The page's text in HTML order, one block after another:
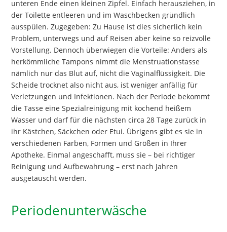
unteren Ende einen kleinen Zipfel. Einfach herausziehen, in
der Toilette entleeren und im Waschbecken gründlich
ausspülen. Zugegeben: Zu Hause ist dies sicherlich kein
Problem, unterwegs und auf Reisen aber keine so reizvolle
Vorstellung. Dennoch überwiegen die Vorteile: Anders als
herkömmliche Tampons nimmt die Menstruationstasse
nämlich nur das Blut auf, nicht die Vaginalflüssigkeit. Die
Scheide trocknet also nicht aus, ist weniger anfällig für
Verletzungen und Infektionen. Nach der Periode bekommt
die Tasse eine Spezialreinigung mit kochend heißem
Wasser und darf für die nächsten circa 28 Tage zurück in
ihr Kästchen, Säckchen oder Etui. Übrigens gibt es sie in
verschiedenen Farben, Formen und Größen in Ihrer
Apotheke. Einmal angeschafft, muss sie – bei richtiger
Reinigung und Aufbewahrung – erst nach Jahren
ausgetauscht werden.
Periodenunterwäsche